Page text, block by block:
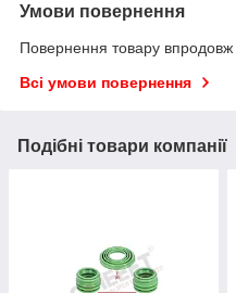
Умови повернення
Повернення товару впродовж
Всі умови повернення
Подібні товари компанії